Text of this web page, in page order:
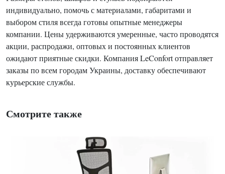
индивидуально, помочь с материалами, габаритами и
выбором стиля всегда готовы опытные менеджеры
компании. Цены удерживаются умеренные, часто проводятся
акции, распродажи, оптовых и постоянных клиентов
ожидают приятные скидки. Компания LeConfort отправляет
заказы по всем городам Украины, доставку обеспечивают
курьерские службы.
Смотрите также